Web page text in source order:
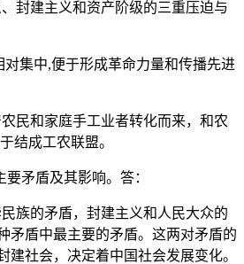
建主义和资产阶级的三重压迫与
集中,便于形成革命力量和传播先进
和家庭手工业者转化而来，和农
结成工农联盟。
矛盾及其影响。答：
的矛盾，封建主义和人民大众的
矛盾中最主要的矛盾。这两对矛盾的
建社会，决定着中国社会发展变化。